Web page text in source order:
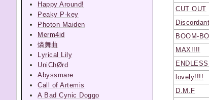
CUT OUT
BOOM-
MAX!!!!
lovely!!!!
D.M.F
Happy Around!
Peaky P-key
Photon Maiden
Merm4id
燐舞曲
Lyrical Lily
UniChØrd
Abyssmare
Call of Artemis
A Bad Cynic Doggo